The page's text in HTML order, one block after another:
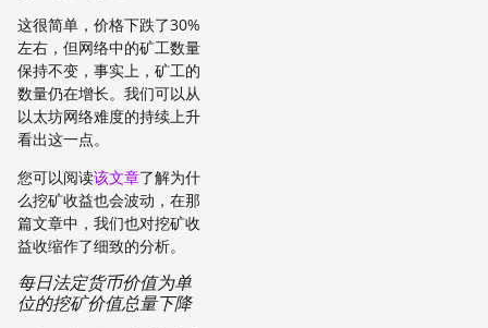
这很简单，价格下跌了30%
左右，但网络中的矿工数量
保持不变，事实上，矿工的
数量仍在增长。我们可以从
以太坊网络难度的持续上升
看出这一点。
您可以阅读该文章了解为什
么挖矿收益也会波动，在那
篇文章中，我们也对挖矿收
益收缩作了细致的分析。
每日法定货币价值为单
位的挖矿价值总量下降